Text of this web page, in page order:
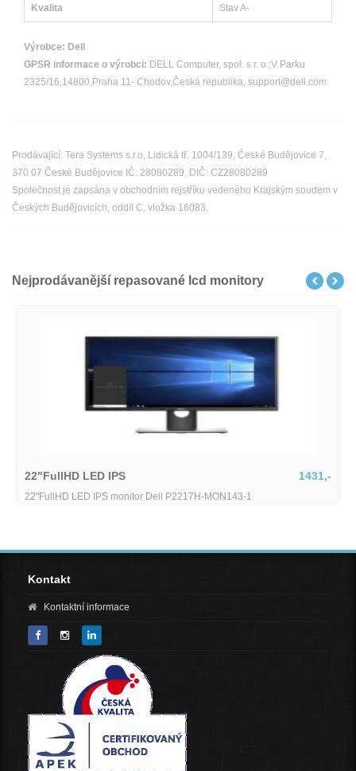
Kvalita Stav A-
Výrobce: Dell
GPSR informace o výrobci: DELL Computer, spol. s r. o.;V Parku
2325/16,14800,Praha 11- Chodov,Česká republika, support@dell.com
Prodávající: Tera Systems s.r.o, Lidická tř. 1004/139, České Budějovice 7,
370 07 České Budějovice IČ: 28080289, DIČ: CZ28080289
Společnost je zapsána v obchodním rejstříku vedeného Krajským soudem v
Českých Budějovicích, oddíl C, vložka 16083.
Nejprodávanější repasované lcd monitory
1431,-
1
Lenovo ThinkVision LT2252p
Lenovo ThinkVision LT2252p | stav "B"-
Kontakt
Kontaktní informace